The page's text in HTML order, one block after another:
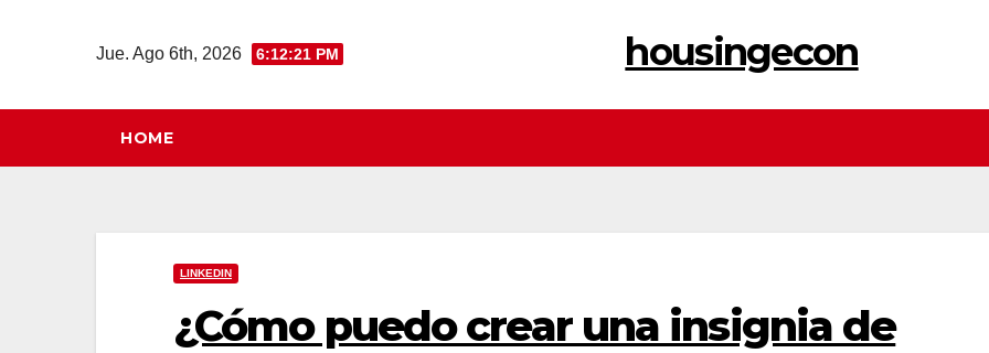
Jue. Ago 6th, 2026 6:12:22 PM housingecon
HOME
LINKEDIN
¿Cómo puedo crear una insignia de